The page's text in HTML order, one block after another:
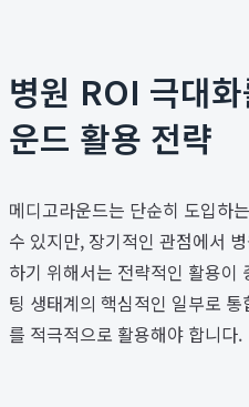
병원 ROI 극대
운드 활용 전략
메디고라운드는 단순히 도입하
수 있지만, 장기적인 관점에서
하기 위해서는 전략적인 활용이
팅 생태계의 핵심적인 일부로
를 적극적으로 활용해야 합니다.